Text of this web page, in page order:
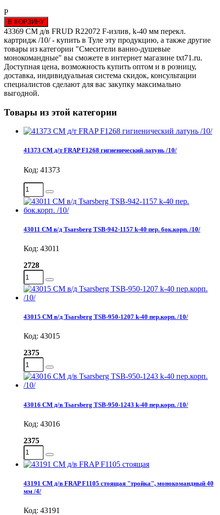
Р
В КОРЗИНУ
43369 СМ д/в FRUD R22072 F-излив, k-40 мм перекл.
картридж /10/ - купить в Туле эту продукцию, а также другие
товары из категории "Смесители ванно-душевые
монокомандные" вы сможете в интернет магазине txt71.ru.
Доступная цена, возможность купить оптом и в розницу,
доставка, индивидуальная система скидок, консультации
специалистов сделают для вас закупку максимально
выгодной.
Товары из этой категории
41373 СМ д/т FRAP F1268 гигиенический латунь /10/
Код: 41373
43011 СМ в/д Tsarsberg TSB-942-1157 k-40 пер. бок.корп. /10/
Код: 43011
2728
43015 СМ в/д Tsarsberg TSB-950-1207 k-40 пер.корп. /10/
Код: 43015
2375
43016 СМ д/в Tsarsberg TSB-950-1243 k-40 пер.корп. /10/
Код: 43016
2375
43191 СМ д/в FRAP F1105 стоящая "тройка", монокомандный 40
мм /4/
Код: 43191